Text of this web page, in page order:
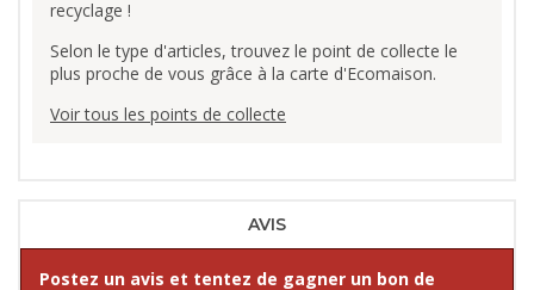
recyclage !
Selon le type d'articles, trouvez le point de collecte le
plus proche de vous grâce à la carte d'Ecomaison.
Voir tous les points de collecte
AVIS
Postez un avis et tentez de gagner un bon de